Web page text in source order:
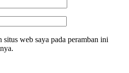
situs web saya pada peramban ini